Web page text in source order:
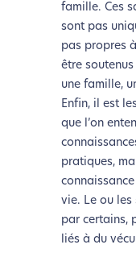
famille. Ces
sont pas
pas propres
être
une famille,
Enfin, il est
que l’on
pratiques,
connaissance
vie. Le ou les
par certains,
liés à du